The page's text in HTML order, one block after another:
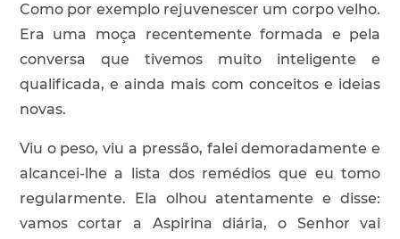
Como por exemplo rejuvenescer um corpo velho.
Era uma moça recentemente formada e pela
conversa que tivemos muito inteligente e
qualificada, e ainda mais com conceitos e ideias
novas.
Viu o peso, viu a pressão, falei demoradamente e
alcancei-lhe a lista dos remédios que eu tomo
regularmente. Ela olhou atentamente e disse:
vamos cortar a Aspirina diária, o Senhor vai